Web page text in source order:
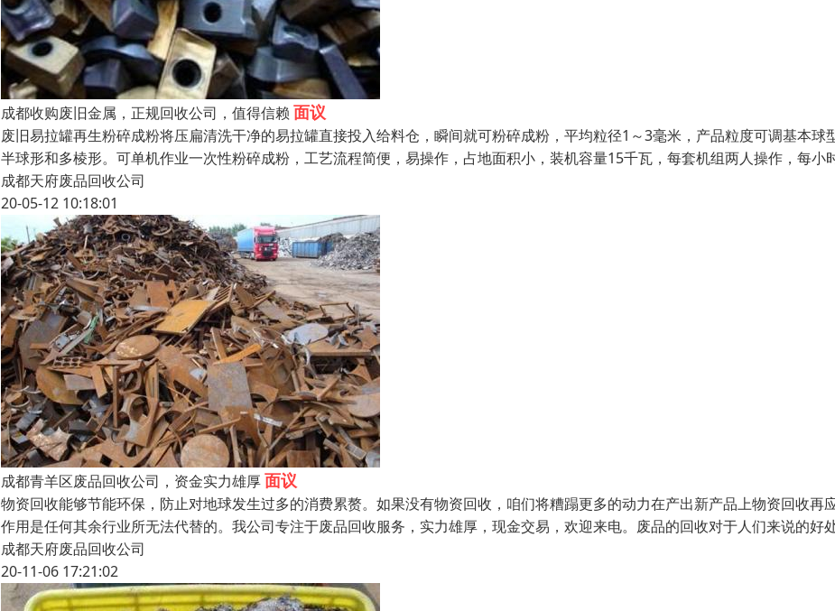
成都收购废旧金属，正规回收公司，值得信赖 面议
废旧易拉罐再生粉碎成粉将压扁清洗干净的易拉罐直接投入给料仓，瞬间就可粉碎成粉，平均粒径1～3毫米，产品粒度可调基本球
半球形和多棱形。可单机作业一次性粉碎成粉，工艺流程简便，易操作，占地面积小，装机容量15千瓦，每套机组两人操作，每小
成都天府废品回收公司
20-05-12 10:18:01
成都青羊区废品回收公司，资金实力雄厚面议
物资回收能够节能环保，防止对地球发生过多的消费累赘。如果没有物资回收，咱们将糟蹋更多的动力在产出新产品上物资回收再
作用是任何其余行业所无法代替的。我公司专注于废品回收服务，实力雄厚，现金交易，欢迎来电。废品的回收对于人们来说的好
成都天府废品回收公司
20-11-06 17:21:02